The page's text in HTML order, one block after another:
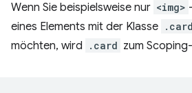
Wenn Sie beispielsweise nur <img>
eines Elements mit der Klasse .card
möchten, wird
.card zum